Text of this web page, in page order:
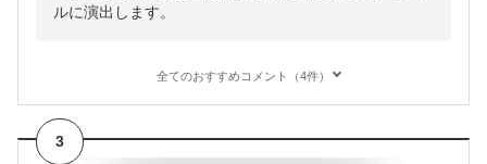
ルに演出します。
全てのおすすめコメント（4件）
3